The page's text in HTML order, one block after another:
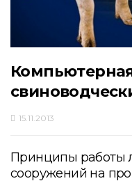
15.11.2013
Принципы работы
сооружений на